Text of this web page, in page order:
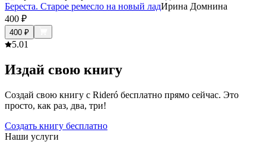
Береста. Старое ремесло на новый ладИрина Домнина
400 ₽
400 ₽
5.01
Издай свою книгу
Создай свою книгу с Rideró бесплатно прямо сейчас. Это
просто, как раз, два, три!
Создать книгу бесплатно
Наши услуги